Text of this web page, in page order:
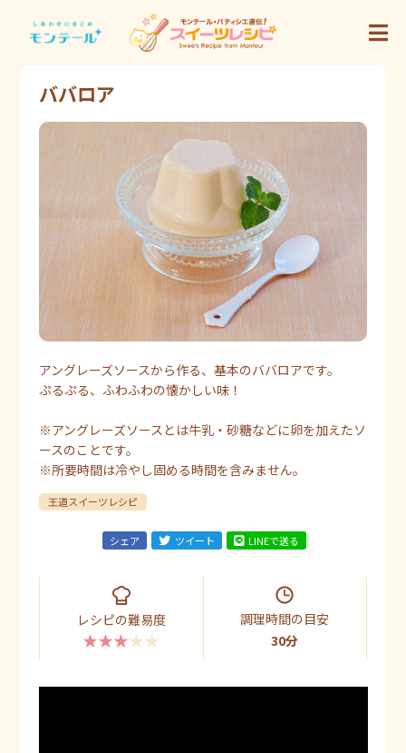
ババロア
アングレーズソースから作る、基本のババロアです。
ぷるぷる、ふわふわの懐かしい味！
※アングレーズソースとは牛乳・砂糖などに卵を加えたソ
ースのことです。
※所要時間は冷やし固める時間を含みません。
王道スイーツレシピ
シェア ツイート LINEで送る
レシピの難易度
★★★★★
調理時間の目安
30分